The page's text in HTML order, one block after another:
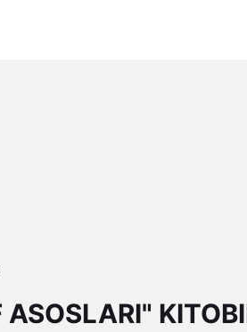
ASOSLARI"